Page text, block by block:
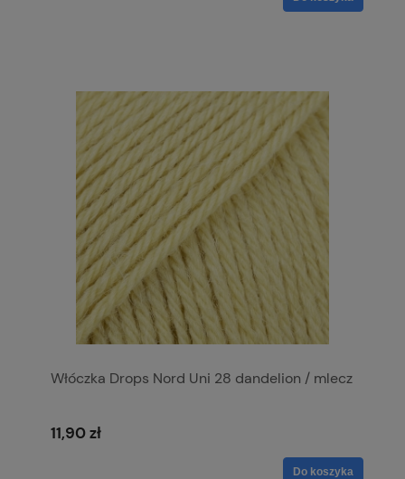
Włóczka Drops Nord Uni 28 dandelion / mlecz
11,90 zł
Do koszyka